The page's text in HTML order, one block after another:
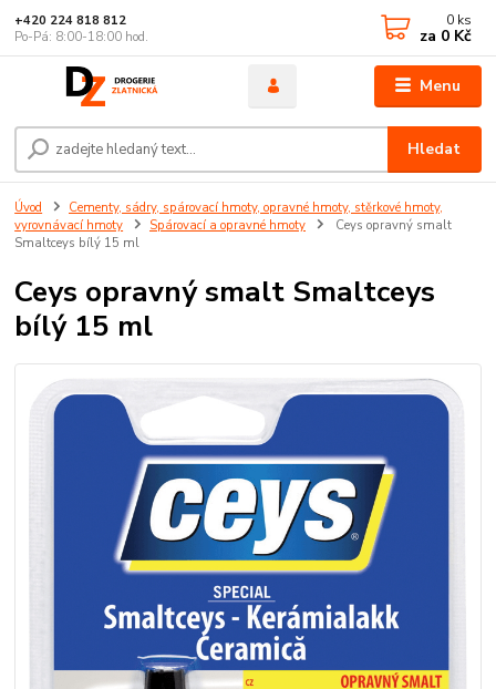
Menu
Hledat
+420 224 818 812
Po-Pá: 8:00-18:00 hod.
0 ks
za 0 Kč
Úvod
Cementy, sádry, spárovací hmoty, opravné hmoty, stěrkové hmoty,
vyrovnávací hmoty
Spárovací a opravné hmoty
Ceys opravný smalt
Smaltceys bílý 15 ml
Ceys opravný smalt Smaltceys
bílý 15 ml